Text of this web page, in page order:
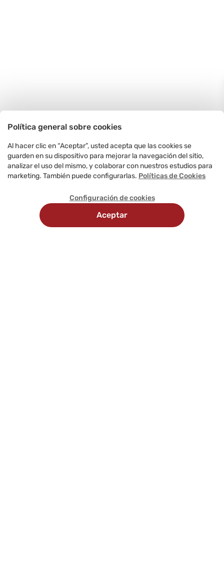
Política general sobre cookies
Al hacer clic en “Aceptar”, usted acepta que las cookies se
guarden en su dispositivo para mejorar la navegación del sitio,
analizar el uso del mismo, y colaborar con nuestros estudios para
marketing. También puede configurarlas. Políticas de Cookies
Configuración de cookies
Aceptar